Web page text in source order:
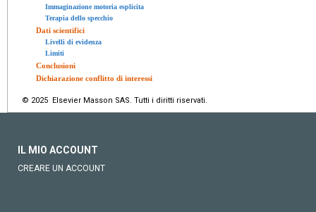
Immaginazione motoria esplicita
Terapia dello specchio
Dati scientifici
Livelli di evidenza
Limiti
Conclusioni
Dichiarazione conflitto di interessi
© 2025 Elsevier Masson SAS. Tutti i diritti riservati.
IL MIO ACCOUNT
CREARE UN ACCOUNT